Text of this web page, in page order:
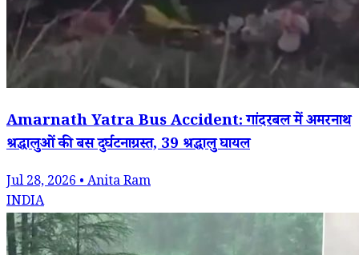
Amarnath Yatra Bus Accident: गांदरबल में अमरनाथ
श्रद्धालुओं की बस दुर्घटनाग्रस्त, 39 श्रद्धालु घायल
Jul 28, 2026 • Anita Ram
INDIA